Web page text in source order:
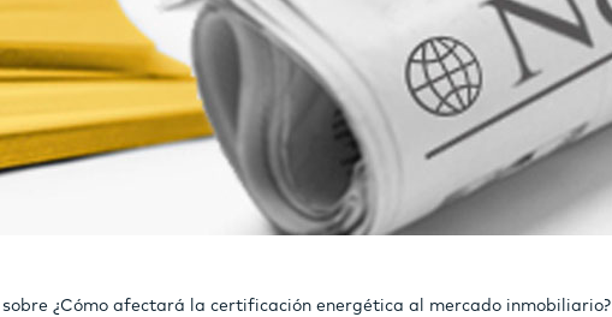
¿Cómo afectará la certificación energética al mercado inmobiliario?